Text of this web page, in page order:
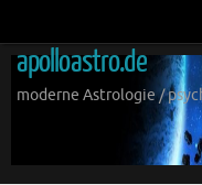
springen
apolloastro.de
moderne Astrologie /